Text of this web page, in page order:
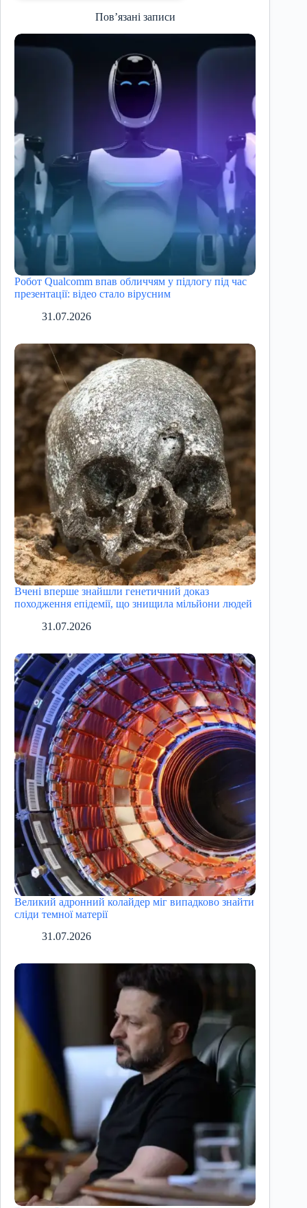
Пов’язані записи
Робот Qualcomm впав обличчям у підлогу під час
презентації: відео стало вірусним
31.07.2026
Вчені вперше знайшли генетичний доказ
походження епідемії, що знищила мільйони людей
31.07.2026
Великий адронний колайдер міг випадково знайти
сліди темної матерії
31.07.2026